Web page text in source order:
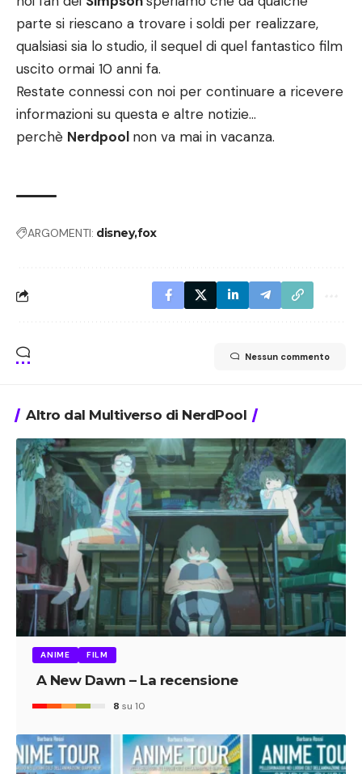
parte si riescano a trovare i soldi per realizzare,
qualsiasi sia lo studio, il sequel di quel fantastico film
uscito ormai 10 anni fa.
Restate connessi con noi per continuare a ricevere
informazioni su questa e altre notizie…
perchè Nerdpool non va mai in vacanza.
ARGOMENTI: disneyfox
Nessun commento
Altro dal Multiverso di NerdPool
ANIME FILM
A New Dawn – La recensione
8 su 10